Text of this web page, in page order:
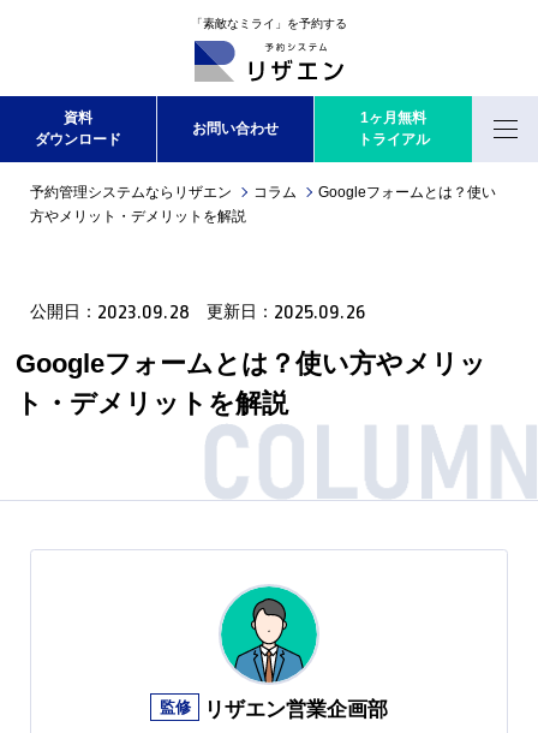
「素敵なミライ」を予約する
Menu
資料
ダウンロード
お問い合わせ
1ヶ月無料
トライアル
予約管理システムならリザエン コラム
Googleフォームとは？使い
方やメリット・デメリットを解説
公開日： 2023.09.28 更新日： 2025.09.26
Googleフォームとは？使い方やメリッ
ト・デメリットを解説
監修 リザエン営業企画部